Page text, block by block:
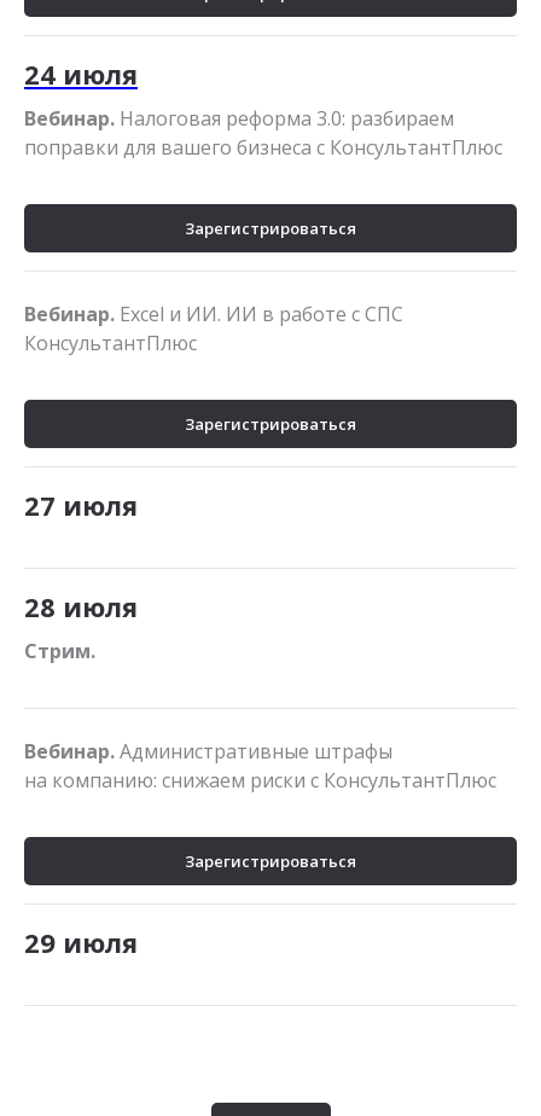
24 июля
Вебинар. Налоговая реформа 3.0: разбираем
поправки для вашего бизнеса с КонсультантПлюс
Зарегистрироваться
Вебинар. Excel и ИИ. ИИ в работе с СПС
КонсультантПлюс
Зарегистрироваться
27 июля
28 июля
Стрим.
Вебинар.Административные штрафы
на компанию: снижаем риски с КонсультантПлюс
Зарегистрироваться
29 июля